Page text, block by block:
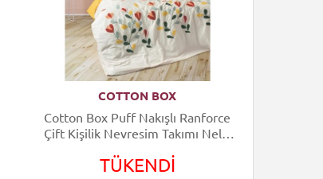
COTTON BOX
Cotton Box Puff Nakışlı Ranforce
Çift Kişilik Nevresim Takımı Nella
TÜKENDİ